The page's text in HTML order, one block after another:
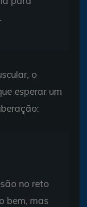
o
esperar um
no reto
bem, mas